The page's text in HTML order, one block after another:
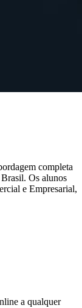
completa
Os alunos
e Empresarial,
a qualquer